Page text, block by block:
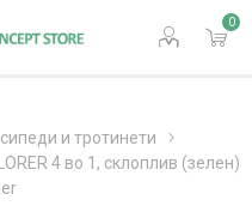
0
и тротинети
4 во 1, склоплив (зелен)